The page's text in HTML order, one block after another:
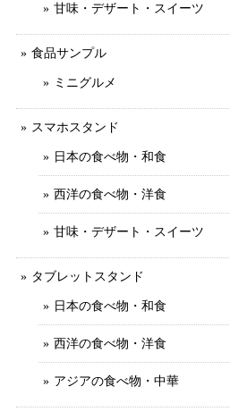
甘味・デザート・スイーツ
食品サンプル
ミニグルメ
スマホスタンド
日本の食べ物・和食
西洋の食べ物・洋食
甘味・デザート・スイーツ
タブレットスタンド
日本の食べ物・和食
西洋の食べ物・洋食
アジアの食べ物・中華